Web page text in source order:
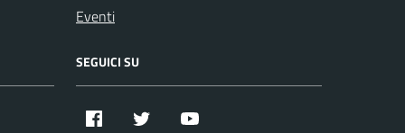
Eventi
SEGUICI SU
Facebook Twitter